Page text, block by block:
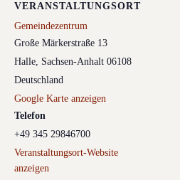
VERANSTALTUNGSORT
Gemeindezentrum
Große Märkerstraße 13
Halle, Sachsen-Anhalt 06108
Deutschland
Google Karte anzeigen
Telefon
+49 345 29846700
Veranstaltungsort-Website
anzeigen